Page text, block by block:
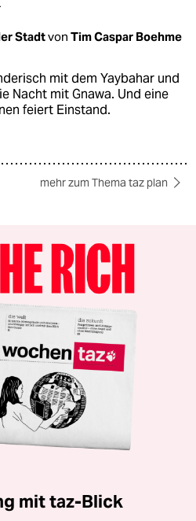
Stadtvon Tim Caspar Boehme
mit dem Yaybahar und
Nacht mit Gnawa. Und eine
feiert Einstand.
mehr zum Thema taz plan
mit taz-Blick